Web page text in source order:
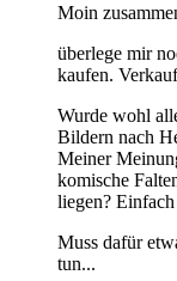
Moin
überlege mir
kaufen.
Wurde wohl
Bildern nach
Meiner
komische
liegen?
Muss dafür
tun...